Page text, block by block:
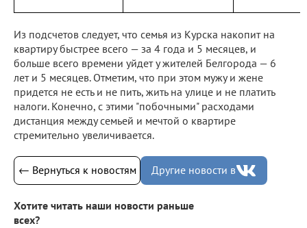
Из подсчетов следует, что семья из Курска накопит на
квартиру быстрее всего — за 4 года и 5 месяцев, и
больше всего времени уйдет у жителей Белгорода — 6
лет и 5 месяцев. Отметим, что при этом мужу и жене
придется не есть и не пить, жить на улице и не платить
налоги. Конечно, с этими "побочными" расходами
дистанция между семьей и мечтой о квартире
стремительно увеличивается.
← Вернуться к новостям Другие новости в
Хотите читать наши новости раньше
всех?